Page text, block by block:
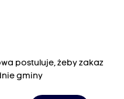
postuluje, żeby zakaz
gminy